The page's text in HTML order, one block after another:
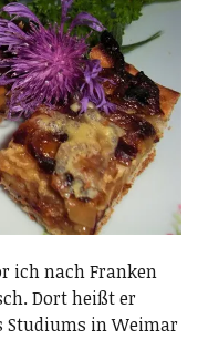
ich nach Franken
Dort heißt er
Studiums in Weimar